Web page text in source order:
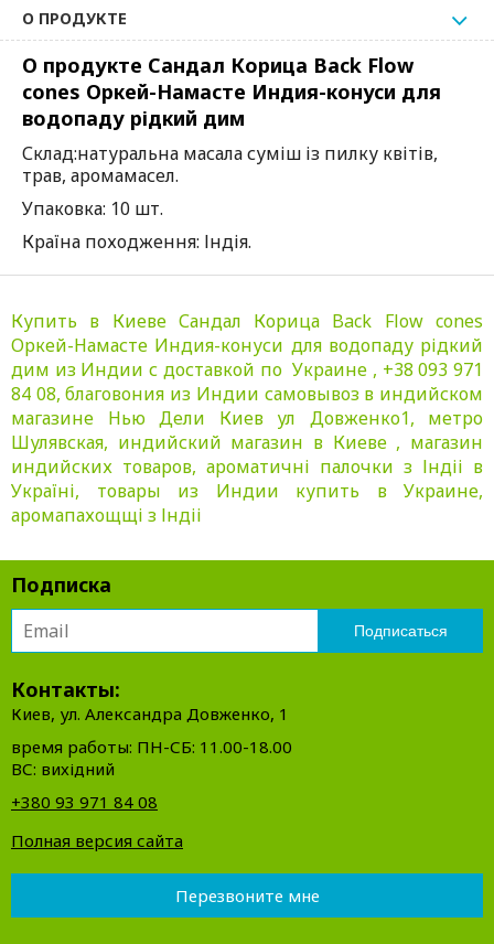
О ПРОДУКТЕ
О продукте Сандал Корица Back Flow
cones Оркей-Намасте Индия-конуси для
водопаду рідкий дим
Склад:натуральна масала суміш із пилку квітів,
трав, аромамасел.
Упаковка: 10 шт.
Країна походження: Індія.
Купить в Киеве Сандал Корица Back Flow cones
Оркей-Намасте Индия-конуси для водопаду рідкий
дим из Индии с доставкой по Украине , +38 093 971
84 08, благовония из Индии самовывоз в индийском
магазине Нью Дели Киев ул Довженко1, метро
Шулявская, индийский магазин в Киеве , магазин
индийских товаров, ароматичні палочки з Індіі в
Україні, товары из Индии купить в Украине,
аромапахощщі з Індіі
Подписка
Контакты:
Киев, ул. Александра Довженко, 1
время работы: ПН-СБ: 11.00-18.00
ВС: вихідний
+380 93 971 84 08
Полная версия сайта
Перезвоните мне